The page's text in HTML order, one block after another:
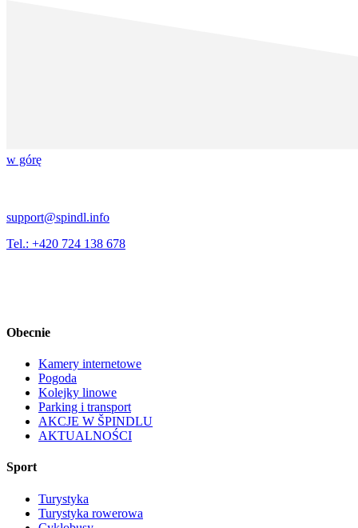
w górę
support@spindl.info
Tel.: +420 724 138 678
Obecnie
Kamery internetowe
Pogoda
Kolejky linowe
Parking i transport
AKCJE W ŠPINDLU
AKTUALNOŚCI
Sport
Turystyka
Turystyka rowerowa